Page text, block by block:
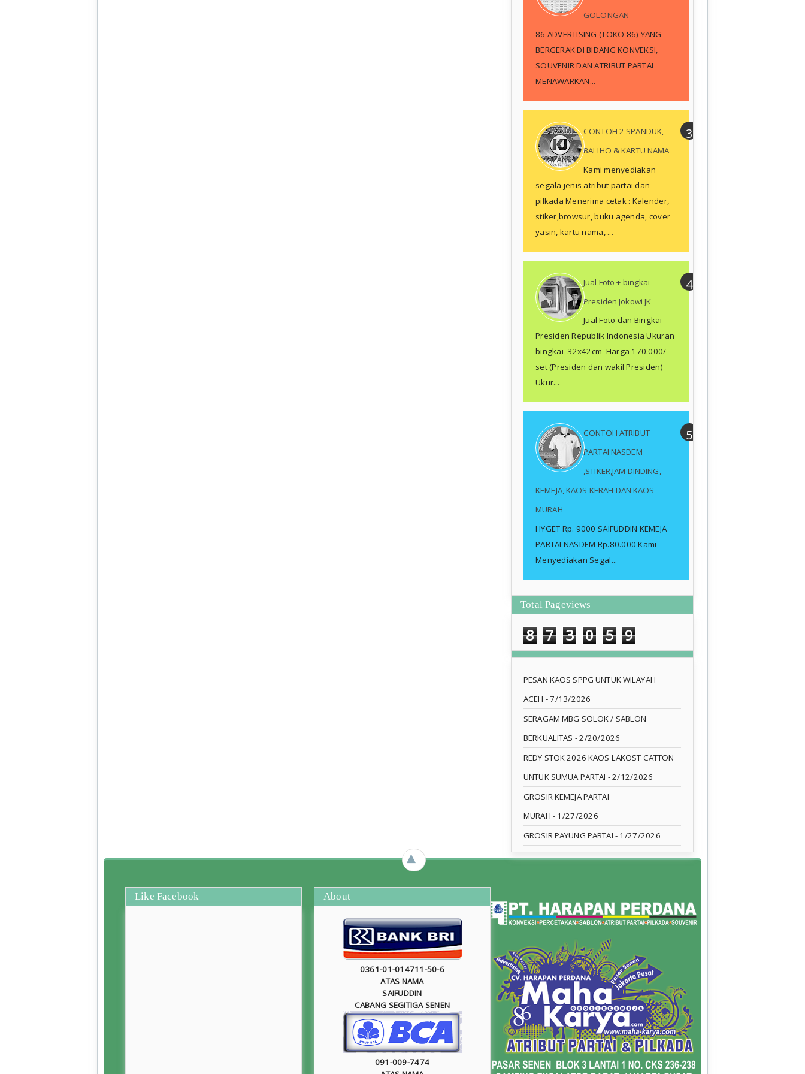
GOLONGAN
86 ADVERTISING (TOKO 86) YANG
BERGERAK DI BIDANG KONVEKSI,
SOUVENIR DAN ATRIBUT PARTAI
MENAWARKAN...
CONTOH 2 SPANDUK,
BALIHO & KARTU NAMA
Kami menyediakan
segala jenis atribut partai dan
pilkada Menerima cetak : Kalender,
stiker,browsur, buku agenda, cover
yasin, kartu nama, ...
Jual Foto + bingkai
Presiden Jokowi JK
Jual Foto dan Bingkai
Presiden Republik Indonesia Ukuran
bingkai 32x42cm Harga 170.000/
set (Presiden dan wakil Presiden)
Ukur...
CONTOH ATRIBUT
PARTAI NASDEM
,STIKER,JAM DINDING,
KEMEJA, KAOS KERAH DAN KAOS
MURAH
HYGET Rp. 9000 SAIFUDDIN KEMEJA
PARTAI NASDEM Rp.80.000 Kami
Menyediakan Segal...
Total Pageviews
8 7 3 0 5 9
PESAN KAOS SPPG UNTUK WILAYAH
ACEH - 7/13/2026
SERAGAM MBG SOLOK / SABLON
BERKUALITAS - 2/20/2026
REDY STOK 2026 KAOS LAKOST CATTON
UNTUK SUMUA PARTAI - 2/12/2026
GROSIR KEMEJA PARTAI
MURAH - 1/27/2026
GROSIR PAYUNG PARTAI - 1/27/2026
►
Like Facebook About
0361-01-014711-50-6
ATAS NAMA
SAIFUDDIN
CABANG SEGITIGA SENEN
091-009-7474